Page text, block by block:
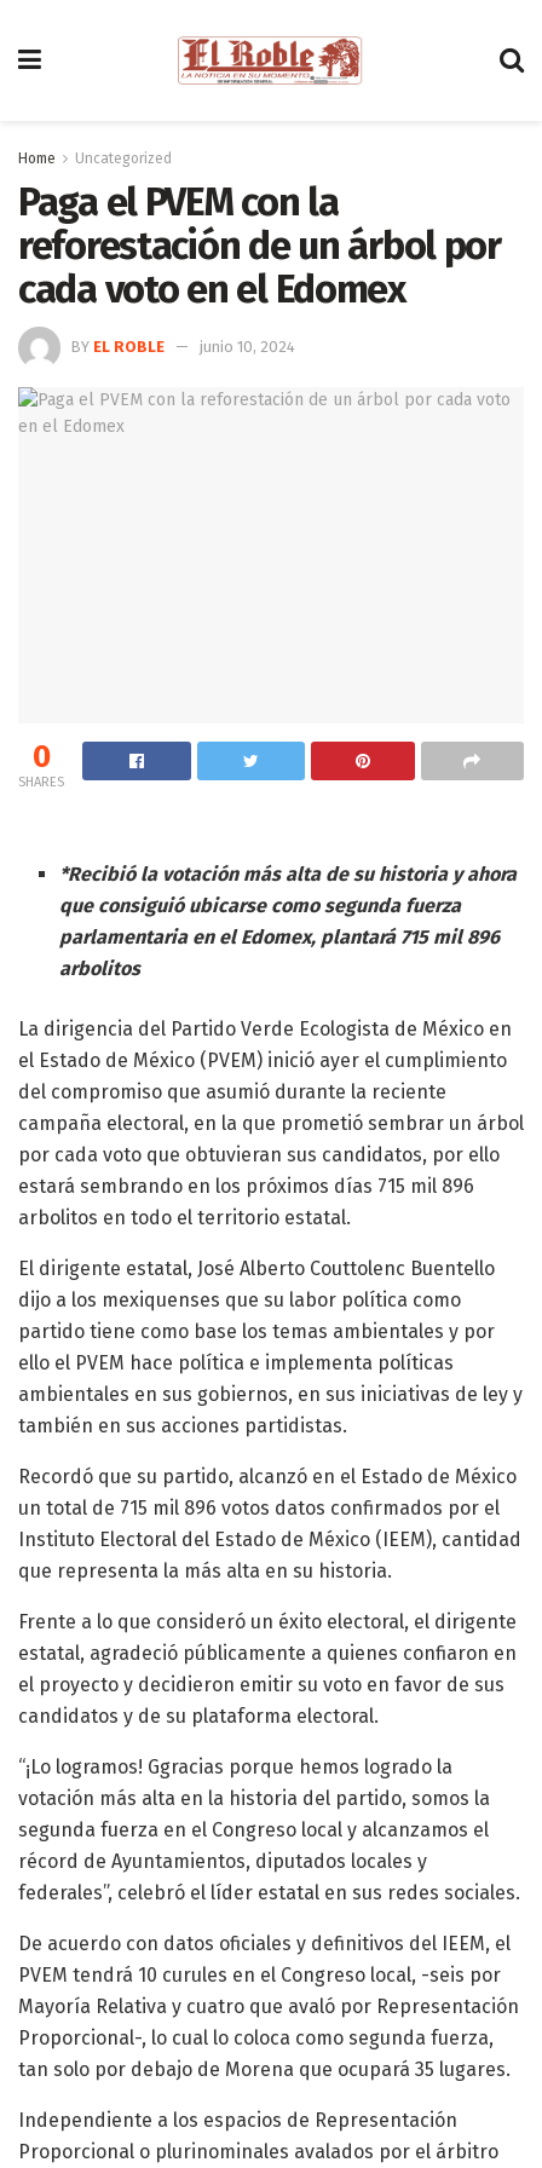
Home Uncategorized
Paga el PVEM con la
reforestación de un árbol por
cada voto en el Edomex
BY EL ROBLE junio 10, 2024
0
SHARES
*Recibió la votación más alta de su historia y ahora
que consiguió ubicarse como segunda fuerza
parlamentaria en el Edomex, plantará 715 mil 896
arbolitos
La dirigencia del Partido Verde Ecologista de México en
el Estado de México (PVEM) inició ayer el cumplimiento
del compromiso que asumió durante la reciente
campaña electoral, en la que prometió sembrar un árbol
por cada voto que obtuvieran sus candidatos, por ello
estará sembrando en los próximos días 715 mil 896
arbolitos en todo el territorio estatal.
El dirigente estatal, José Alberto Couttolenc Buentello
dijo a los mexiquenses que su labor política como
partido tiene como base los temas ambientales y por
ello el PVEM hace política e implementa políticas
ambientales en sus gobiernos, en sus iniciativas de ley y
también en sus acciones partidistas.
Recordó que su partido, alcanzó en el Estado de México
un total de 715 mil 896 votos datos confirmados por el
Instituto Electoral del Estado de México (IEEM), cantidad
que representa la más alta en su historia.
Frente a lo que consideró un éxito electoral, el dirigente
estatal, agradeció públicamente a quienes confiaron en
el proyecto y decidieron emitir su voto en favor de sus
candidatos y de su plataforma electoral.
“¡Lo logramos! Ggracias porque hemos logrado la
votación más alta en la historia del partido, somos la
segunda fuerza en el Congreso local y alcanzamos el
récord de Ayuntamientos, diputados locales y
federales”, celebró el líder estatal en sus redes sociales.
De acuerdo con datos oficiales y definitivos del IEEM, el
PVEM tendrá 10 curules en el Congreso local, -seis por
Mayoría Relativa y cuatro que avaló por Representación
Proporcional-, lo cual lo coloca como segunda fuerza,
tan solo por debajo de Morena que ocupará 35 lugares.
Independiente a los espacios de Representación
Proporcional o plurinominales avalados por el árbitro